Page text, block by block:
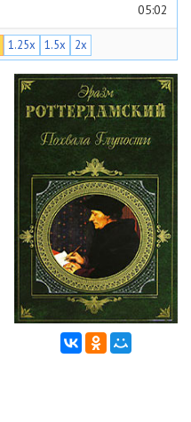
05:02
05:01
05:02
05:02
05:01
05:03
05:01
05:04
1.25x 1.5x 2x